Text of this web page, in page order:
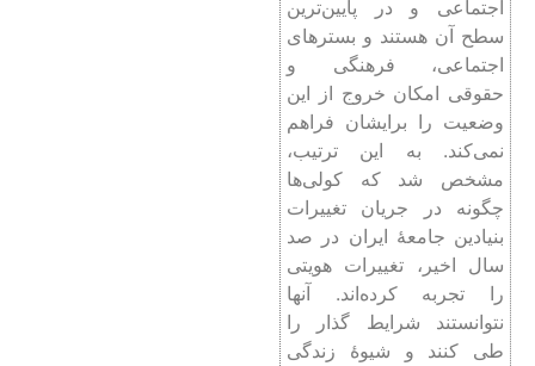
اجتماعی و در پایین‌ترین
سطح آن هستند و بسترهای
اجتماعی، فرهنگی و
حقوقی امکان خروج از این
وضعیت را برایشان فراهم
نمی‌کند. به این ترتیب،
مشخص شد که کولی‌ها
چگونه در جریان تغییرات
بنیادین جامعۀ ایران در صد
سال اخیر، تغییرات هویتی
را تجربه کرده‌اند. آنها
نتوانستند شرایط گذار را
طی کنند و شیوۀ زندگی